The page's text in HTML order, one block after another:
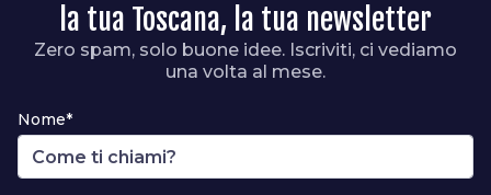
la tua Toscana, la tua newsletter
Zero spam, solo buone idee. Iscriviti, ci vediamo
una volta al mese.
Nome*